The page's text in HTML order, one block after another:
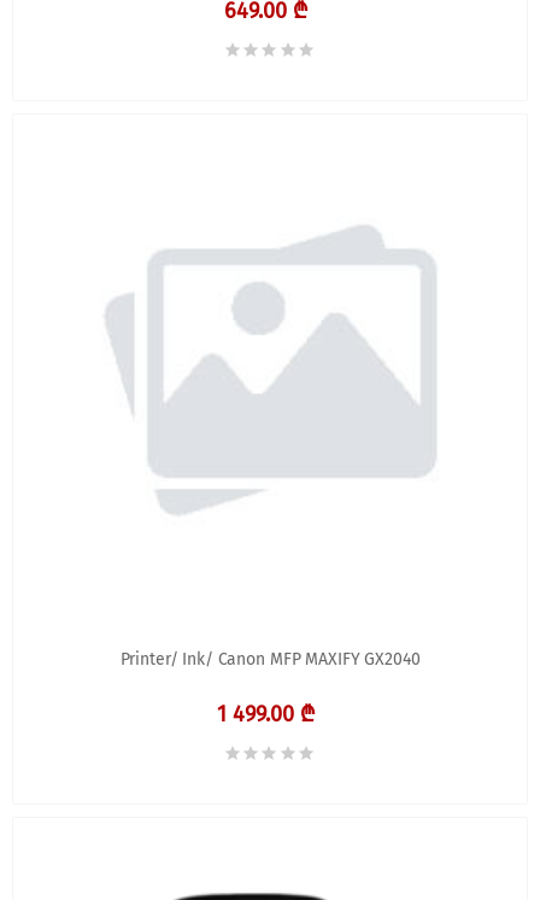
649.00 ₾
Printer/ Ink/ Canon MFP MAXIFY GX2040
1 499.00 ₾